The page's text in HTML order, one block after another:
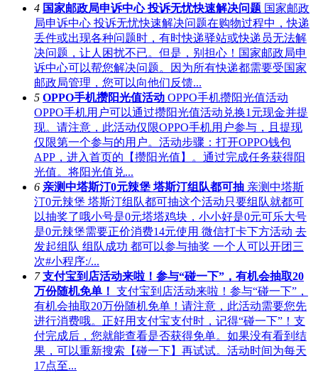
4 国家邮政局申诉中心 投诉无忧快速解决问题 国家邮政
局申诉中心 投诉无忧快速解决问题在购物过程中，快递
丢件或出现各种问题时，有时快递驿站或快递员无法解
决问题，让人困扰不已。但是，别担心！国家邮政局申
诉中心可以帮您解决问题。因为所有快递都需要受国家
邮政局管理，您可以向他们反馈...
5 OPPO手机攒阳光值活动 OPPO手机攒阳光值活动
OPPO手机用户可以通过攒阳光值活动兑换1元现金并提
现。请注意，此活动仅限OPPO手机用户参与，且提现
仅限第一个参与的用户。活动步骤：打开OPPO钱包
APP，进入首页的【攒阳光值】。通过完成任务获得阳
光值。将阳光值兑...
6 亲测中塔斯汀0元辣堡 塔斯汀组队都可抽 亲测中塔斯
汀0元辣堡 塔斯汀组队都可抽这个活动只要组队就都可
以抽奖了哦小号是0元塔塔鸡块，小小好是0元可乐大号
是0元辣堡需要正价消费14元使用 微信打卡下方活动 去
发起组队 组队成功 都可以参与抽奖 一个人可以开团三
次#小程序:/...
7 支付宝到店活动来啦！参与“碰一下”，有机会抽取20
万份随机免单！ 支付宝到店活动来啦！参与“碰一下”，
有机会抽取20万份随机免单！请注意，此活动需要您先
进行消费哦。正好用支付宝支付时，记得“碰一下”！支
付完成后，您就能查看是否获得免单。如果没有看到结
果，可以重新搜索【碰一下】再试试。活动时间为每天
17点至...